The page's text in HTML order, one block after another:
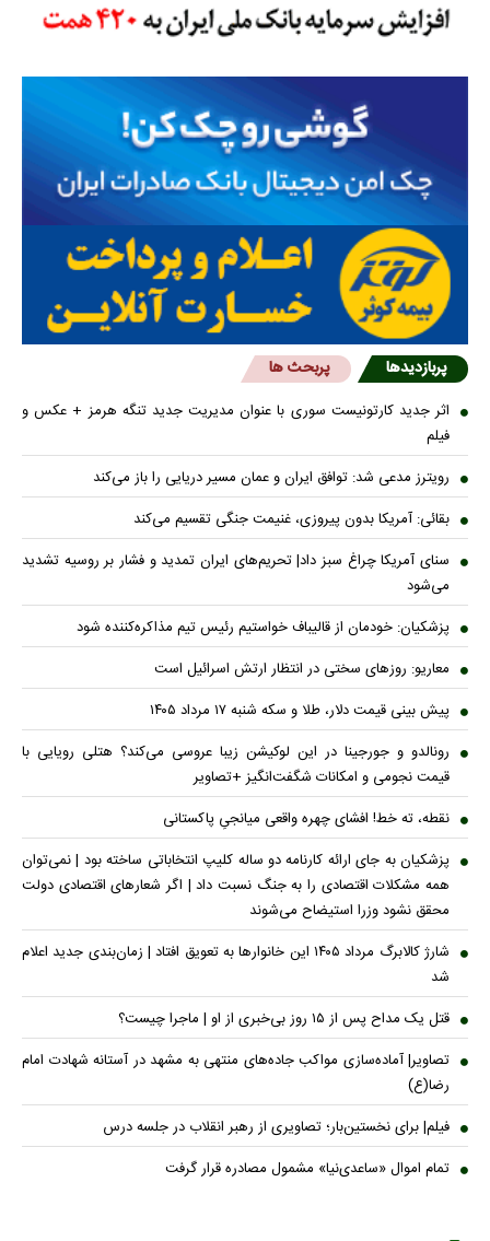
پربازدیدها پربحث ها
اثر جدید کارتونیست سوری با عنوان مدیریت جدید تنگه هرمز + عکس و
فیلم
رویترز مدعی شد: توافق ایران و عمان مسیر دریایی را باز می‌کند
بقائی: آمریکا بدون پیروزی، غنیمت جنگی تقسیم می‌کند
سنای آمریکا چراغ سبز داد| تحریم‌های ایران تمدید و فشار بر روسیه تشدید
می‌شود
پزشکیان: خودمان از قالیباف خواستیم رئیس تیم مذاکره‌کننده شود
معاریو: روزهای سختی در انتظار ارتش اسرائیل است
پیش بینی قیمت دلار، طلا و سکه شنبه ۱۷ مرداد ۱۴۰۵
رونالدو و جورجینا در این لوکیشن زیبا عروسی می‌کند؟ هتلی رویایی با
قیمت نجومی و امکانات شگفت‌انگیز +تصاویر
نقطه، ته خط! افشای چهره واقعی میانجیِ پاکستانی
پزشکیان به جای ارائه کارنامه دو ساله کلیپ انتخاباتی ساخته بود | نمی‌توان
همه مشکلات اقتصادی را به جنگ نسبت داد | اگر شعار‌های اقتصادی دولت
محقق نشود وزرا استیضاح می‌شوند
شارژ کالابرگ مرداد ۱۴۰۵ این خانوار‌ها به تعویق افتاد | زمان‌بندی جدید اعلام
شد
قتل یک مداح پس از ۱۵ روز بی‌خبری از او | ماجرا چیست؟
تصاویر| آماده‌سازی مواکب جاده‌های منتهی به مشهد در آستانه شهادت امام
رضا(ع)
فیلم| برای نخستین‌بار؛ تصاویری از رهبر انقلاب در جلسه درس
تمام اموال «ساعدی‌نیا» مشمول مصادره قرار گرفت